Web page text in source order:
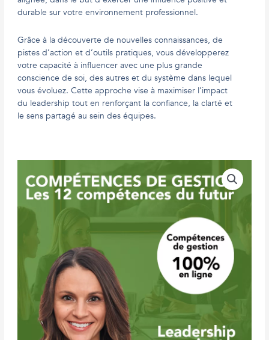
durable sur votre environnement professionnel.
Grâce à la découverte de nouvelles connaissances, de
pistes d’action et d’outils pratiques, vous développerez
votre capacité à influencer avec une plus grande
conscience de soi, des autres et du système dans lequel
vous évoluez. Cette approche vise à maximiser l’impact
du leadership tout en renforçant la confiance, la clarté et
le sens partagé au sein des équipes.